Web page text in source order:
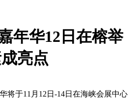
年华12日在榕举
亮点
将于11月12日-14日在海峡会展中心